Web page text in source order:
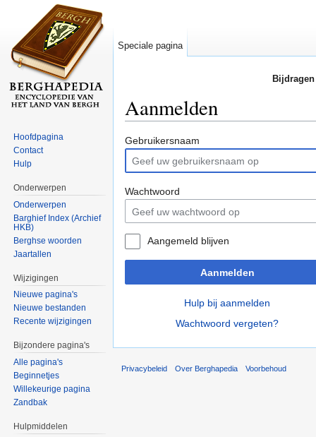
Aanmelden
Gebruikersnaam
Wachtwoord
Aangemeld blijven
Aanmelden
Hulp bij aanmelden
Wachtwoord vergeten?
Speciale pagina
Hoofdpagina
Contact
Hulp
Onderwerpen
Onderwerpen
Barghief Index (Archief
HKB)
Berghse woorden
Jaartallen
Wijzigingen
Nieuwe pagina's
Nieuwe bestanden
Recente wijzigingen
Bijzondere pagina's
Alle pagina's
Beginnetjes
Willekeurige pagina
Zandbak
Hulpmiddelen
Privacybeleid Over Berghapedia Voorbehoud